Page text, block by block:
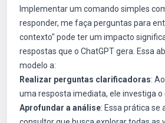
Implementar um comando simples
responder, me faça perguntas para
contexto" pode ter um impacto
respostas que o ChatGPT gera. Essa
modelo a:
Realizar perguntas clarificadoras:
uma resposta imediata, ele investiga o
Aprofundar a análise: Essa prática se